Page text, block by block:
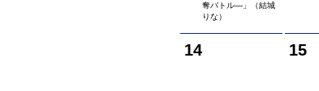
奪バトル―」（結城
りな）
14 15